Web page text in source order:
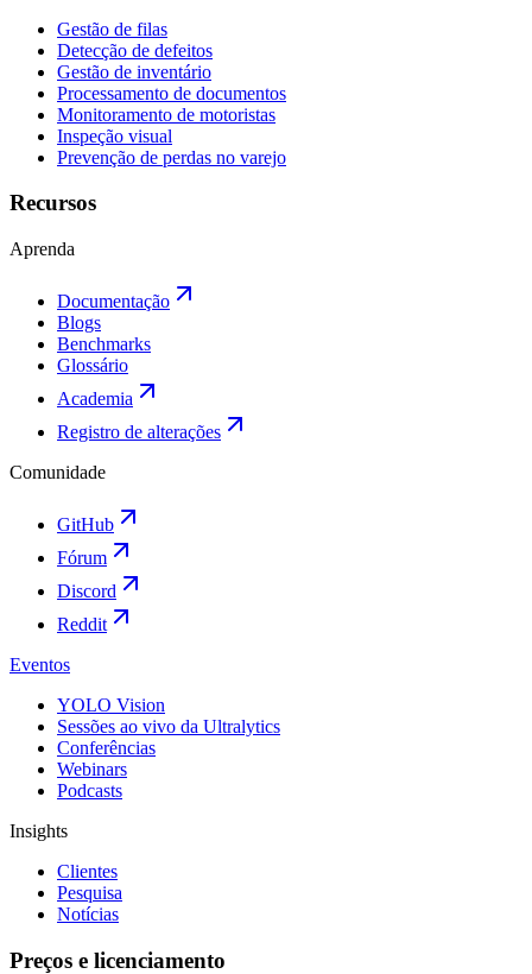
Gestão de filas
Detecção de defeitos
Gestão de inventário
Processamento de documentos
Monitoramento de motoristas
Inspeção visual
Prevenção de perdas no varejo
Recursos
Aprenda
Documentação
Blogs
Benchmarks
Glossário
Academia
Registro de alterações
Comunidade
GitHub
Fórum
Discord
Reddit
Eventos
YOLO Vision
Sessões ao vivo da Ultralytics
Conferências
Webinars
Podcasts
Insights
Clientes
Pesquisa
Notícias
Preços e licenciamento